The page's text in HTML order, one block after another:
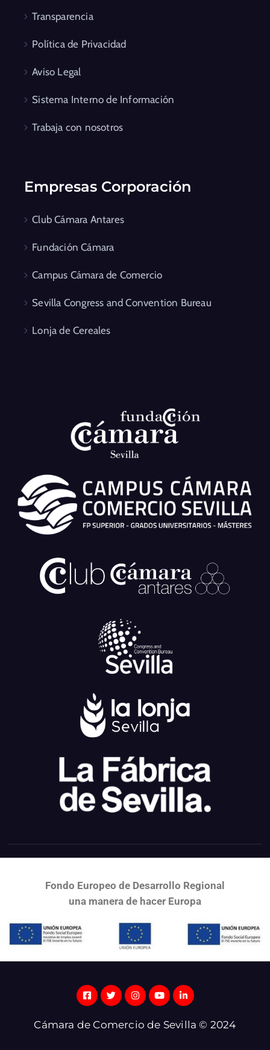
Transparencia
Política de Privacidad
Aviso Legal
Sistema Interno de Información
Trabaja con nosotros
Empresas Corporación
Club Cámara Antares
Fundación Cámara
Campus Cámara de Comercio
Sevilla Congress and Convention Bureau
Lonja de Cereales
Fondo Europeo de Desarrollo Regional
una manera de hacer Europa
Cámara de Comercio de Sevilla © 2024